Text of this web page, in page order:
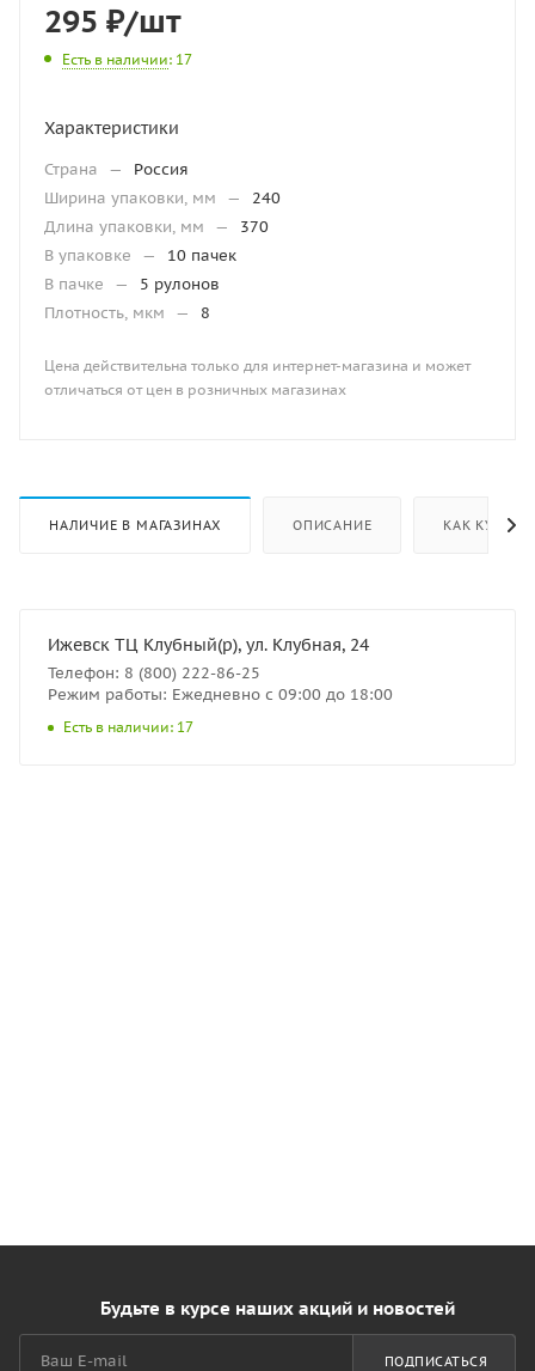
295 ₽/шт
Есть в наличии: 17
Характеристики
Страна —
Россия
Ширина упаковки, мм
—
240
Длина упаковки, мм
—
370
В упаковке
—
10 пачек
В пачке
—
5 рулонов
Плотность, мкм
— 8
Цена действительна только для интернет-магазина и может
отличаться от цен в розничных магазинах
НАЛИЧИЕ В МАГАЗИНАХ ОПИСАНИЕ КАК КУПИТЬ
Ижевск ТЦ Клубный(р), ул. Клубная, 24
Телефон: 8 (800) 222-86-25
Режим работы: Ежедневно с 09:00 до 18:00
Есть в наличии: 17
Будьте в курсе наших акций и новостей
ПОДПИСАТЬСЯ